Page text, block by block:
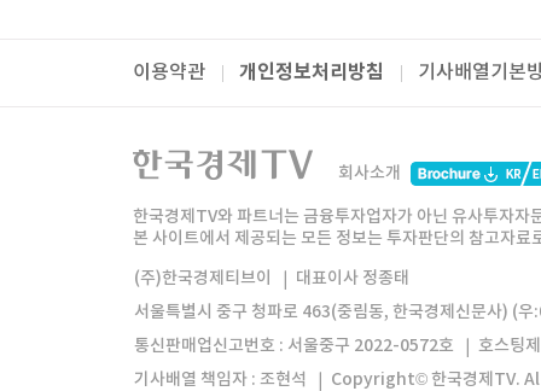
이용약관 개인정보처리방침 기사배열기본
패밀리사이트
한국경제TV
한경미디어그룹 한국경제신문 한국경제
모바일앱 한국경제TV앱
회사소개
한국경제TV와 파트너는 금융투자업자가 아닌 유사투자
본 사이트에서 제공되는 모든 정보는 투자판단의 참고자
(주)한국경제티브이
대표이사 정종태
서울특별시 중구 청파로 463(중림동, 한국경제신문사) (
통신판매업신고번호 : 서울중구 2022-0572호
호스팅
기사배열 책임자 : 조현석
Copyright© 한국경제TV.